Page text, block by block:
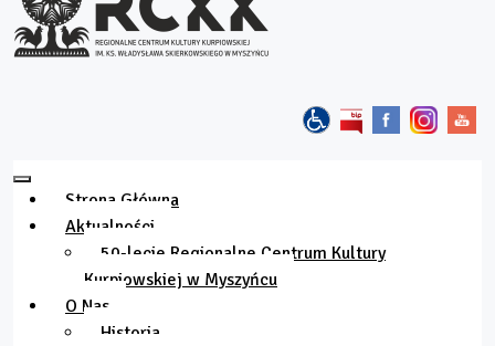
Strona Główna
Aktualności
50-lecie Regionalne Centrum Kultury
Kurpiowskiej w Myszyńcu
O Nas
Historia